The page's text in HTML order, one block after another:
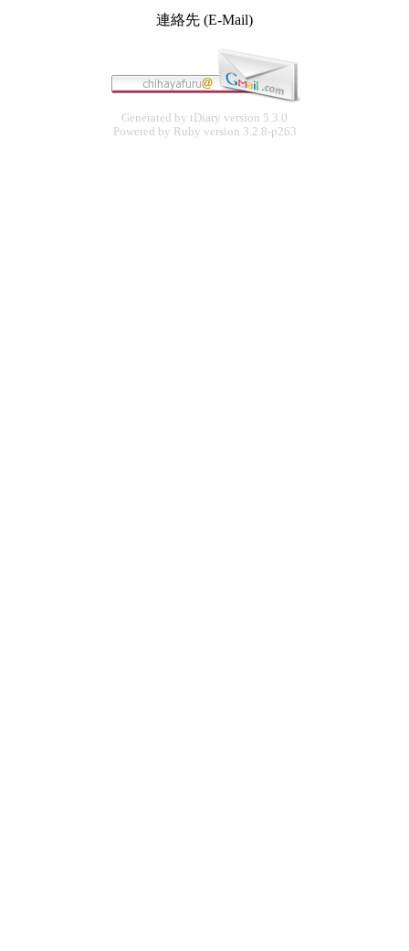
連絡先 (E-Mail)
Generated by tDiary version 5.3.0
Powered by Ruby version 3.2.8-p263